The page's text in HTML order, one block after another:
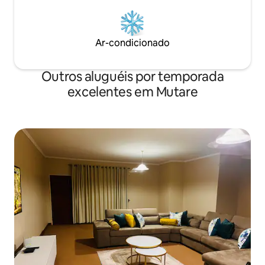
Ar-condicionado
Outros aluguéis por temporada
excelentes em Mutare